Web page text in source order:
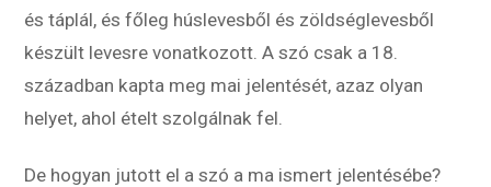
és táplál, és főleg húslevesből és zöldséglevesből
készült levesre vonatkozott. A szó csak a 18.
században kapta meg mai jelentését, azaz olyan
helyet, ahol ételt szolgálnak fel.
De hogyan jutott el a szó a ma ismert jelentésébe?